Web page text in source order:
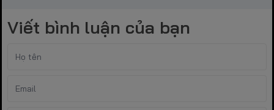
Viết bình luận của bạn